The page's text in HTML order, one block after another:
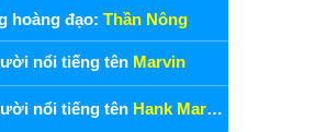
hoàng đạo: Thần Nông
nổi tiếng tên Marvin
nổi tiếng tên Hank Marvin